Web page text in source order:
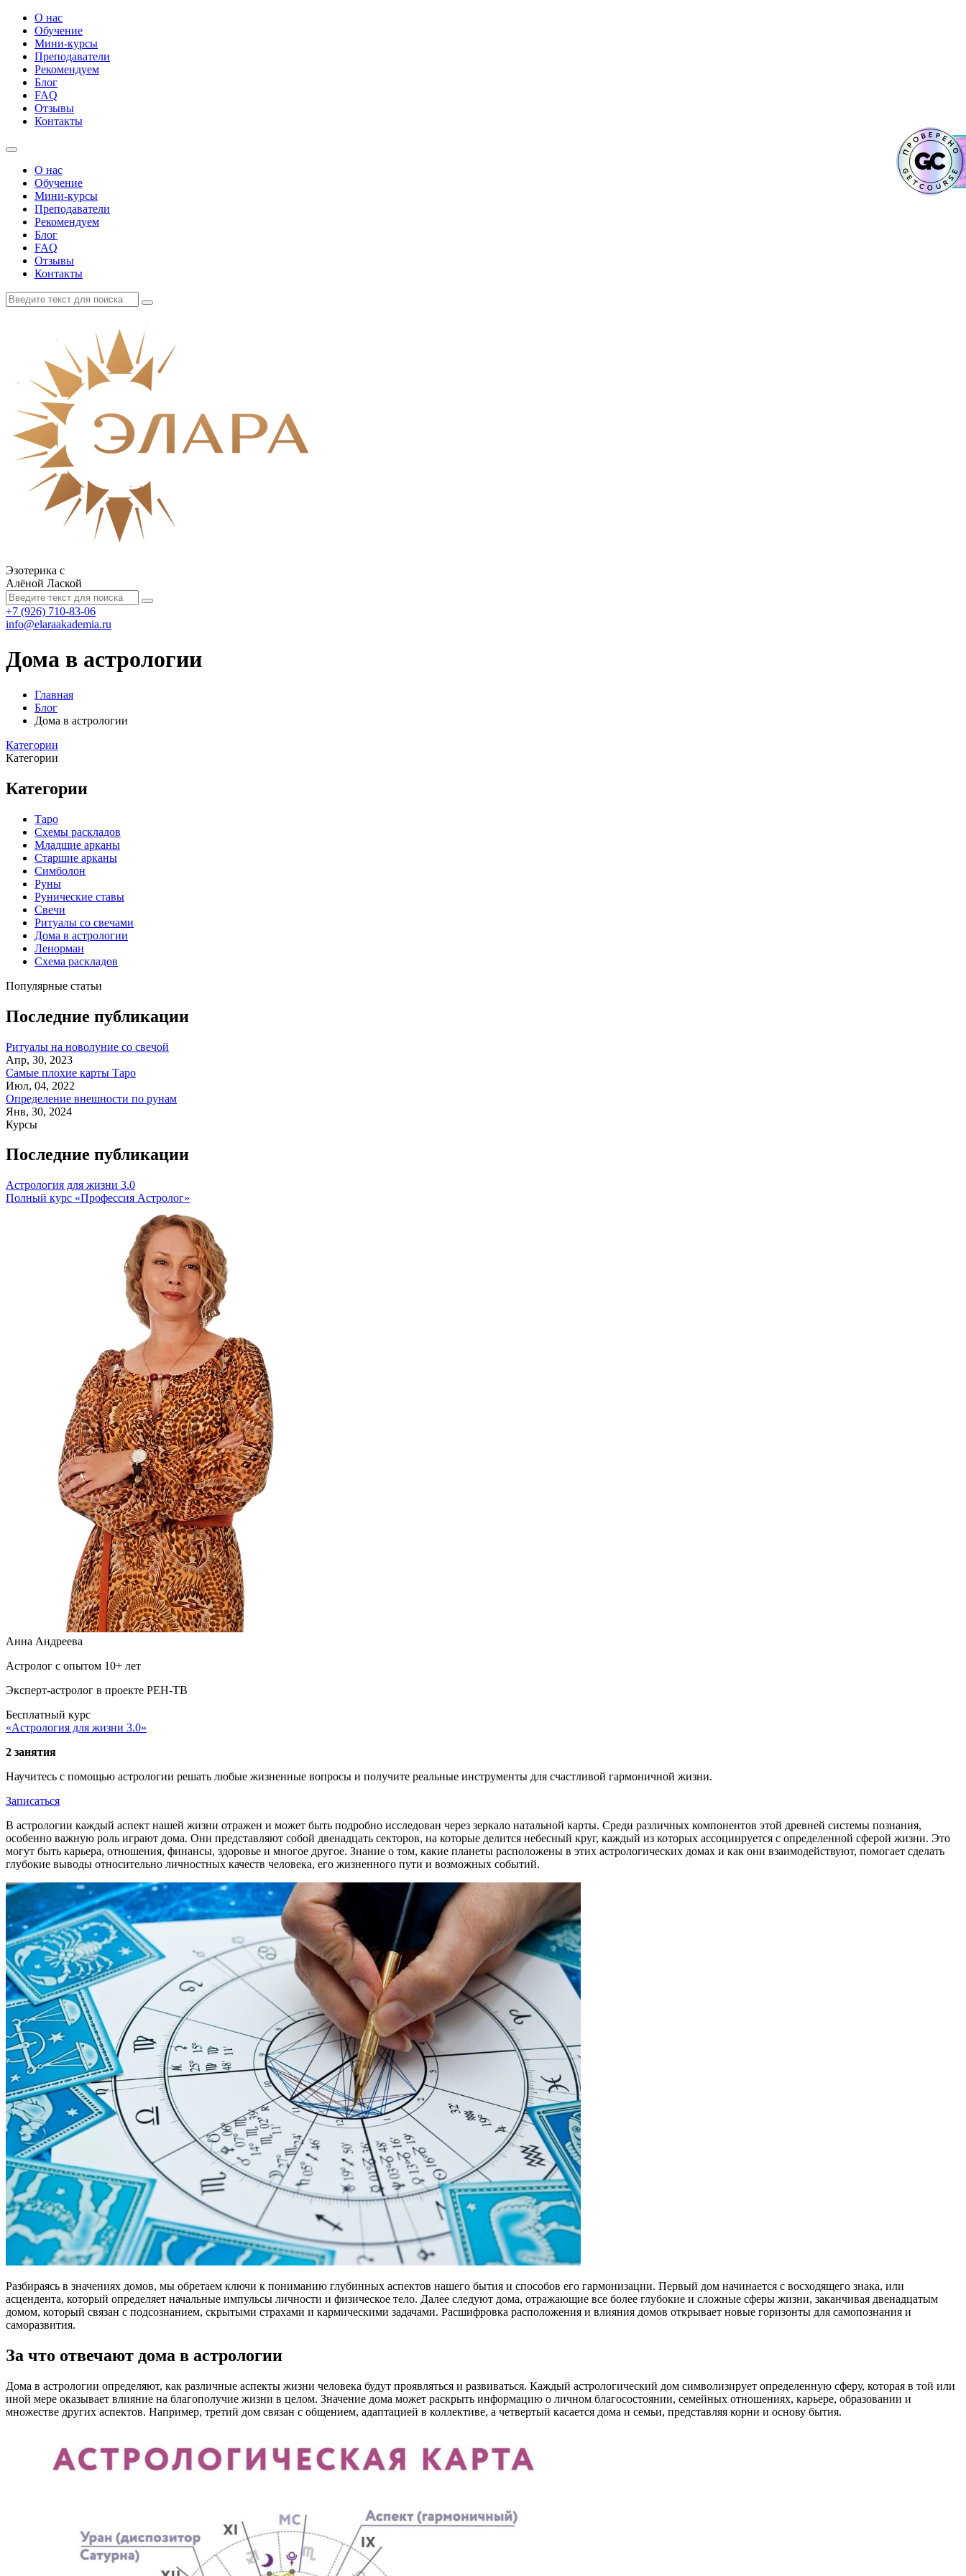
О нас
Обучение
Мини-курсы
Преподаватели
Рекомендуем
Блог
FAQ
Отзывы
Контакты
О нас
Обучение
Мини-курсы
Преподаватели
Рекомендуем
Блог
FAQ
Отзывы
Контакты
Эзотерика с
Алёной Лаской
+7 (926) 710-83-06
info@elaraakademia.ru
Дома в астрологии
Главная
Блог
Дома в астрологии
Категории
Категории
Категории
Таро
Схемы раскладов
Младшие арканы
Старшие арканы
Симболон
Руны
Рунические ставы
Свечи
Ритуалы со свечами
Дома в астрологии
Ленорман
Схема раскладов
Популярные статьи
Последние публикации
Ритуалы на новолуние со свечой
Апр, 30, 2023
Самые плохие карты Таро
Июл, 04, 2022
Определение внешности по рунам
Янв, 30, 2024
Курсы
Последние публикации
Астрология для жизни 3.0
Полный курс «Профессия Астролог»
Анна Андреева
Астролог с опытом 10+ лет
Эксперт-астролог в проекте РЕН-ТВ
Бесплатный курс
«Астрология для жизни 3.0»
2 занятия
Научитесь с помощью астрологии решать любые жизненные вопросы и получите реальные инструменты для счастливой гармоничной жизни.
Записаться
В астрологии каждый аспект нашей жизни отражен и может быть подробно исследован через зеркало натальной карты. Среди различных компонентов этой древней системы познания,
особенно важную роль играют дома. Они представляют собой двенадцать секторов, на которые делится небесный круг, каждый из которых ассоциируется с определенной сферой жизни. Это
могут быть карьера, отношения, финансы, здоровье и многое другое. Знание о том, какие планеты расположены в этих астрологических домах и как они взаимодействуют, помогает сделать
глубокие выводы относительно личностных качеств человека, его жизненного пути и возможных событий.
Разбираясь в значениях домов, мы обретаем ключи к пониманию глубинных аспектов нашего бытия и способов его гармонизации. Первый дом начинается с восходящего знака, или
асцендента, который определяет начальные импульсы личности и физическое тело. Далее следуют дома, отражающие все более глубокие и сложные сферы жизни, заканчивая двенадцатым
домом, который связан с подсознанием, скрытыми страхами и кармическими задачами. Расшифровка расположения и влияния домов открывает новые горизонты для самопознания и
саморазвития.
За что отвечают дома в астрологии
Дома в астрологии определяют, как различные аспекты жизни человека будут проявляться и развиваться. Каждый астрологический дом символизирует определенную сферу, которая в той или
иной мере оказывает влияние на благополучие жизни в целом. Значение дома может раскрыть информацию о личном благосостоянии, семейных отношениях, карьере, образовании и
множестве других аспектов. Например, третий дом связан с общением, адаптацией в коллективе, а четвертый касается дома и семьи, представляя корни и основу бытия.